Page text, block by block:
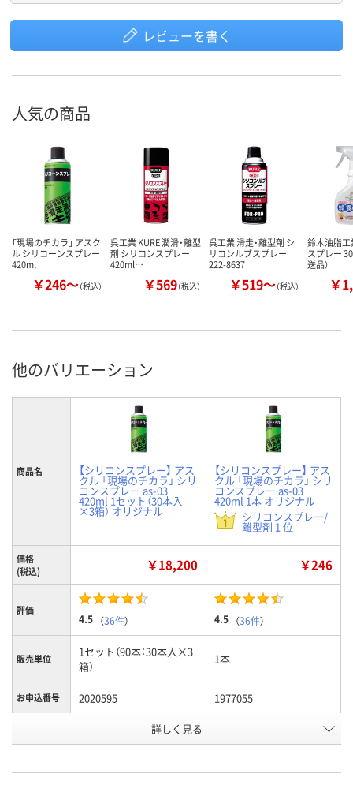
レビューを書く
人気の商品
「現場のチカラ」 アスク
ル シリコーンスプレー
420ml
￥246～（税込）
呉工業 KURE 潤滑・離型
剤 シリコンスプレー
420ml…
￥569（税込）
呉工業 滑走・離型剤 シ
リコンルブスプレー
222-8637
￥519～（税込）
鈴木油脂
スプレー
送品）
￥
他のバリエーション
商品名 【シリコンスプレー】 アス
クル 「現場のチカラ」 シリ
コンスプレー as-03
420ml 1セット（30本入
×3箱） オリジナル
【シリコンスプレー】 アス
クル 「現場のチカラ」 シリ
コンスプレー as-03
420ml 1本 オリジナル
シリコンスプレー/
離型剤 1 位
価格
(税込)
￥18,200 ￥246
評価
4.5 （36件） 4.5 （36件）
販売単位
1セット（90本：30本入×3
箱）
1本
お申込番号 2020595 1977055
詳しく見る